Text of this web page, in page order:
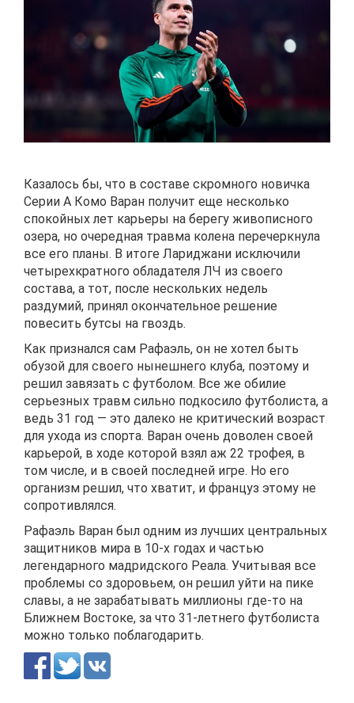
Казалось бы, что в составе скромного новичка
Серии А Комо Варан получит еще несколько
спокойных лет карьеры на берегу живописного
озера, но очередная травма колена перечеркнула
все его планы. В итоге Лариджани исключили
четырехкратного обладателя ЛЧ из своего
состава, а тот, после нескольких недель
раздумий, принял окончательное решение
повесить бутсы на гвоздь.
Как признался сам Рафаэль, он не хотел быть
обузой для своего нынешнего клуба, поэтому и
решил завязать с футболом. Все же обилие
серьезных травм сильно подкосило футболиста, а
ведь 31 год — это далеко не критический возраст
для ухода из спорта. Варан очень доволен своей
карьерой, в ходе которой взял аж 22 трофея, в
том числе, и в своей последней игре. Но его
организм решил, что хватит, и француз этому не
сопротивлялся.
Рафаэль Варан был одним из лучших центральных
защитников мира в 10-х годах и частью
легендарного мадридского Реала. Учитывая все
проблемы со здоровьем, он решил уйти на пике
славы, а не зарабатывать миллионы где-то на
Ближнем Востоке, за что 31-летнего футболиста
можно только поблагодарить.